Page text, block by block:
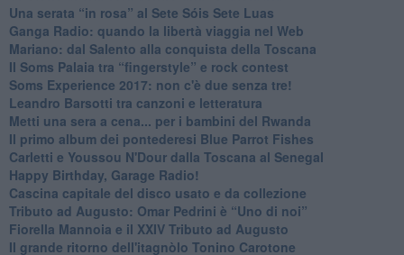
​Una serata “in rosa” al Sete Sóis Sete Luas
Ganga Radio: quando la libertà viaggia nel Web
Mariano: dal Salento alla conquista della Toscana
​Il Soms Palaia tra “fingerstyle” e rock contest
Soms Experience 2017: non c'è due senza tre!
​Leandro Barsotti tra canzoni e letteratura
​Metti una sera a cena... per i bambini del Rwanda
​Il primo album dei pontederesi Blue Parrot Fishes
Carletti e Youssou N'Dour dalla Toscana al Senegal
Happy Birthday, Garage Radio!
​Cascina capitale del disco usato e da collezione
Tributo ad Augusto: Omar Pedrini è “Uno di noi”
​Fiorella Mannoia e il XXIV Tributo ad Augusto
Il grande ritorno dell'itagnòlo Tonino Carotone